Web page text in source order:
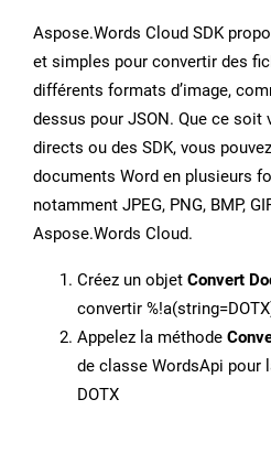
Aspose.Words Cloud SDK
et simples pour convertir des
différents formats d’image,
dessus pour JSON. Que ce soit
directs ou des SDK, vous
documents Word en plusieurs
notamment JPEG, PNG, BMP,
Aspose.Words Cloud.
Créez un objet Convert
convertir
Appelez la méthode
de classe WordsApi pour
DOTX